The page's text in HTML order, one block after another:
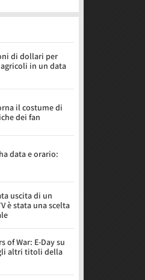
di dollari per
in un data
il costume di
dei fan
data e orario:
uscita di un
è stata una scelta
of War: E-Day su
altri titoli della